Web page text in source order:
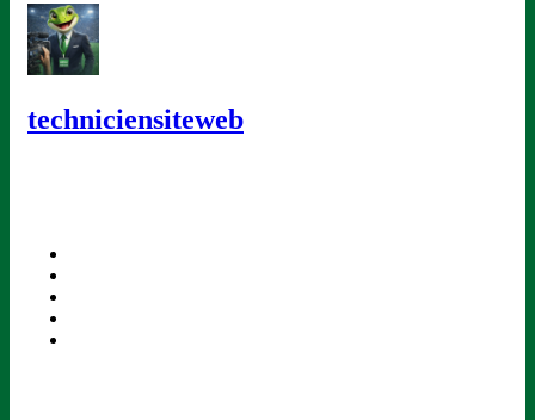
techniciensiteweb